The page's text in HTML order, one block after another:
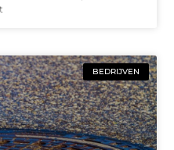
BEDRIJVEN